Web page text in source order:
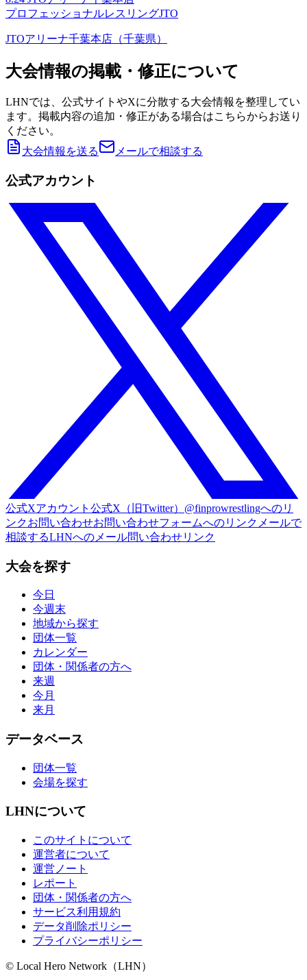
プロフェッショナルレスリングJTO
JTOアリーナ千葉本店（千葉県）
大会情報の掲載・修正について
LHNでは、公式サイトやXに分散する大会情報を整理してい
ます。掲載内容の追加・修正がある場合はこちらからお送り
ください。
大会情報を送る
メールで相談する
公式アカウント
公式Xアカウント 公式X（旧Twitter）@finprowrestlingへのリ
ンクお問い合わせお問い合わせフォームへのリンク メールで
相談するLHNへのメール問い合わせリンク
大会を探す
今日
今週末
地域から探す
団体一覧
カレンダー
団体・関係者の方へ
来週
今月
来月
データベース
団体一覧
会場を探す
LHNについて
このサイトについて
運営者について
運営ノート
レポート
団体・関係者の方へ
サービス利用規約
データ削除ポリシー
プライバシーポリシー
© Local Hero Network（LHN）